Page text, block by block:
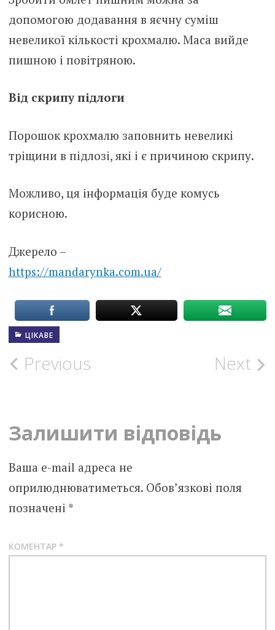
допомогою додавання в яєчну суміш
невеликої кількості крохмалю. Маса вийде
пишною і повітряною.
Від скрипу підлоги
Порошок крохмалю заповнить невеликі
тріщини в підлозі, які і є причиною скрипу.
Можливо, ця інформація буде комусь
корисною.
Джерело –
https://mandarynka.com.ua/
ЦІКАВЕ
Post
Previous Next
Залишити відповідь
Ваша e-mail адреса не
оприлюднюватиметься. Обов’язкові поля
позначені *
КОМЕНТАР *